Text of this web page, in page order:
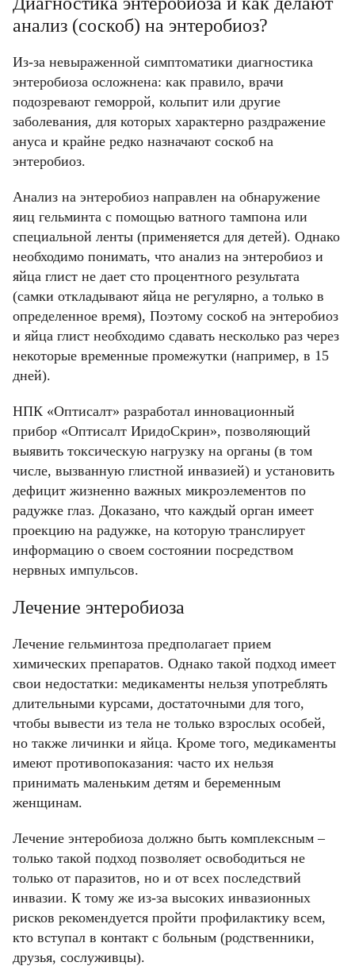
анализ (соскоб) на энтеробиоз?
Из-за невыраженной симптоматики диагностика
энтеробиоза осложнена: как правило, врачи
подозревают геморрой, кольпит или другие
заболевания, для которых характерно раздражение
ануса и крайне редко назначают соскоб на
энтеробиоз.
Анализ на энтеробиоз направлен на обнаружение
яиц гельминта с помощью ватного тампона или
специальной ленты (применяется для детей). Однако
необходимо понимать, что анализ на энтеробиоз и
яйца глист не дает сто процентного результата
(самки откладывают яйца не регулярно, а только в
определенное время), Поэтому соскоб на энтеробиоз
и яйца глист необходимо сдавать несколько раз через
некоторые временные промежутки (например, в 15
дней).
НПК «Оптисалт» разработал инновационный
прибор «Оптисалт ИридоСкрин», позволяющий
выявить токсическую нагрузку на органы (в том
числе, вызванную глистной инвазией) и установить
дефицит жизненно важных микроэлементов по
радужке глаз. Доказано, что каждый орган имеет
проекцию на радужке, на которую транслирует
информацию о своем состоянии посредством
нервных импульсов.
Лечение энтеробиоза
Лечение гельминтоза предполагает прием
химических препаратов. Однако такой подход имеет
свои недостатки: медикаменты нельзя употреблять
длительными курсами, достаточными для того,
чтобы вывести из тела не только взрослых особей,
но также личинки и яйца. Кроме того, медикаменты
имеют противопоказания: часто их нельзя
принимать маленьким детям и беременным
женщинам.
Лечение энтеробиоза должно быть комплексным –
только такой подход позволяет освободиться не
только от паразитов, но и от всех последствий
инвазии. К тому же из-за высоких инвазионных
рисков рекомендуется пройти профилактику всем,
кто вступал в контакт с больным (родственники,
друзья, сослуживцы).
Введите корректное значение
пользовательского соглашения
политикой
конфиденциальности.
КУПИТЬ
Телефон
Введите корректное значение
Код подтверждения
Введите корректное значение
Введите корректное значение
Введите корректное значение
СОХРАНИТЬ
Телефон
Email
конфиденциальности.
КУПИТЬ
ОТМЕНИТЬ
Телефон
Email
конфиденциальности.
КУПИТЬ
ОТМЕНИТЬ